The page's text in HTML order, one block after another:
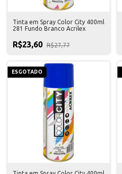
Tinta em Spray Color City 400ml
281 Fundo Branco Acrilex
R$23,60 R$27,77
ESGOTADO